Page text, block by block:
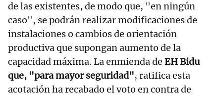
de las existentes, de modo que, "en ningún
caso", se podrán realizar modificaciones de
instalaciones o cambios de orientación
productiva que supongan aumento de la
capacidad máxima. La enmienda de EH Bidu
que, "para mayor seguridad", ratifica esta
acotación ha recabado el voto en contra de